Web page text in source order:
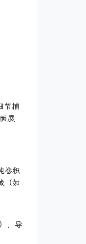
节捕
展
卷积
（如
，导